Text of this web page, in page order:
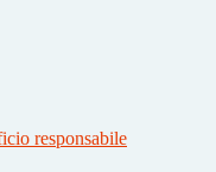
responsabile